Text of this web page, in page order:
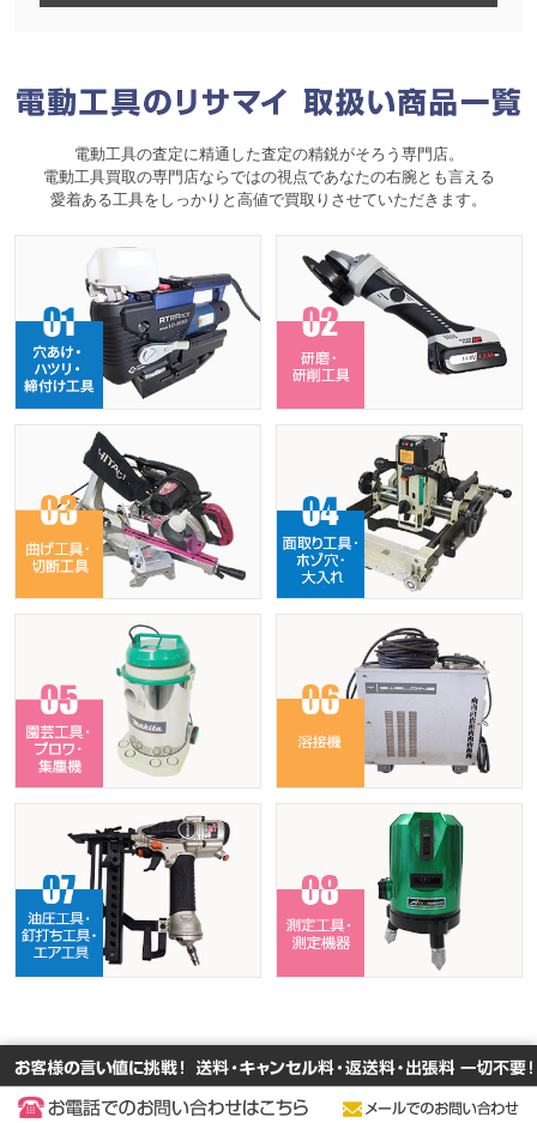
電動工具の査定に精通した査定の精鋭がそろう専門店。
電動工具買取の専門店ならではの視点であなたの右腕とも言える
愛着ある工具をしっかりと高値で買取りさせていただきます。